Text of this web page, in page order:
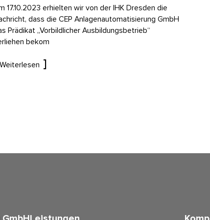
17.10.2023 erhielten wir von der IHK Dresden die
dass die CEP Anlagenautomatisierung GmbH
Prädikat „Vorbildlicher Ausbildungsbetrieb“
bekom
Weiterlesen